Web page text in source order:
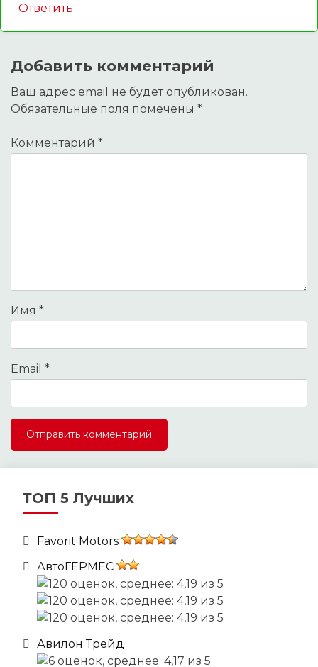
Ответить
Добавить комментарий
Ваш адрес email не будет опубликован.
Обязательные поля помечены *
Комментарий *
Имя *
Email *
ТОП 5 Лучших
Favorit Motors
АвтоГЕРМЕС
Авилон Трейд